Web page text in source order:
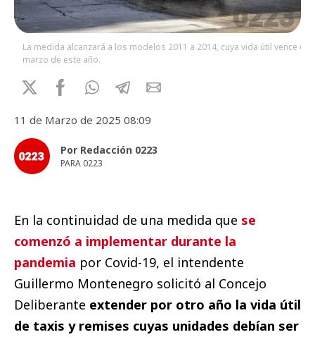
La medida alcanzará a los modelos 2011 a 2014, cuya vida útil vence en
marzo de este año.
11 de Marzo de 2025 08:09
Por Redacción 0223
PARA 0223
En la continuidad de una medida que se
comenzó a implementar durante la
pandemia por Covid-19, el intendente
Guillermo Montenegro solicitó al Concejo
Deliberante extender por otro año la vida útil
de taxis y remises cuyas unidades debían ser